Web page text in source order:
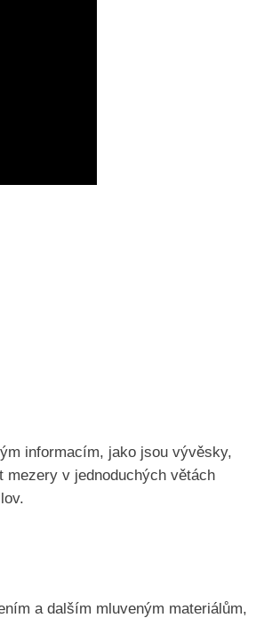
informacím, jako jsou vývěsky,
mezery v jednoduchých větách
a dalším mluveným materiálům,